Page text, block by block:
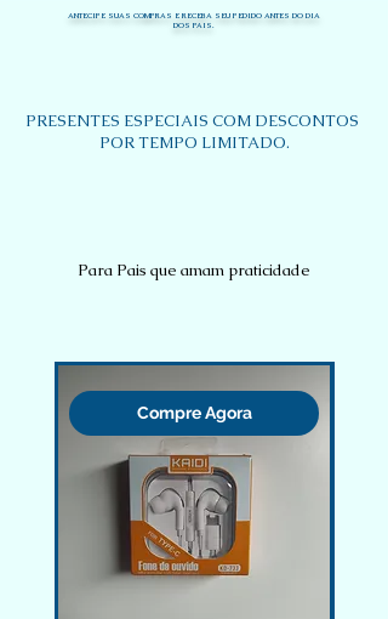
ANTECIPE SUAS COMPRAS E RECEBA SEU PEDIDO ANTES DO DIA
DOS PAIS.
PRESENTES ESPECIAIS COM DESCONTOS ​
POR TEMPO LIMITADO.
Para Pais que amam praticidade
Compre Agora